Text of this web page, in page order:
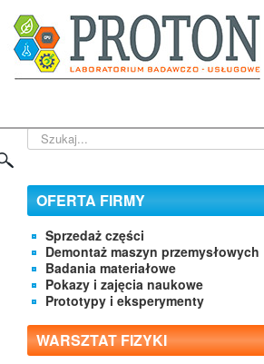
Kontakt
Szukaj...
OFERTA FIRMY
Sprzedaż części
Demontaż maszyn przemysłowych
Badania materiałowe
Pokazy i zajęcia naukowe
Prototypy i eksperymenty
WARSZTAT FIZYKI